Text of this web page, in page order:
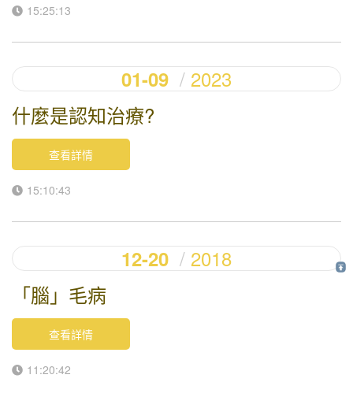
15:25:13
01-09
2023
什麼是認知治療?
查看詳情
15:10:43
12-20
2018
「腦」毛病
查看詳情
11:20:42